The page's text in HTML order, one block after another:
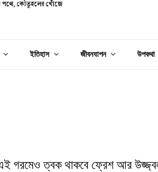
ইতিহাস জীবনযাপন উপকথা
এই গরমেও ত্বক থাকবে ফ্রেশ আর